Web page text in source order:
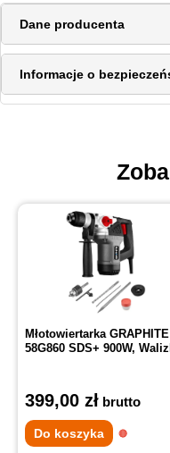
Dane producenta
Informacje o
Młotowiertarka GRAPHITE
58G860 SDS+ 900W,
399,00 zł brutto
Do koszyka